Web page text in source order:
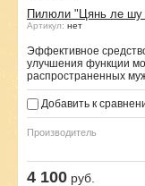
Пилюли "Цянь ле шу
Артикул: нет
Эффективное
улучшения функции
распространенных
Добавить к
Производитель
4 100 руб.